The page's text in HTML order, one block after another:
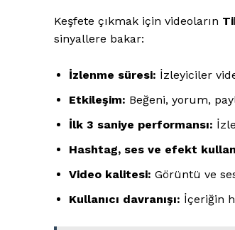
İLGİLİ
Keşfete çıkmak için videoların
sinyallere bakar:
İzlenme süresi: İzleyiciler
Etkileşim: Beğeni, yorum,
İlk 3 saniye performansı:
Hashtag, ses ve efekt
Video kalitesi: Görüntü ve
Kullanıcı davranışı: İçeriğin